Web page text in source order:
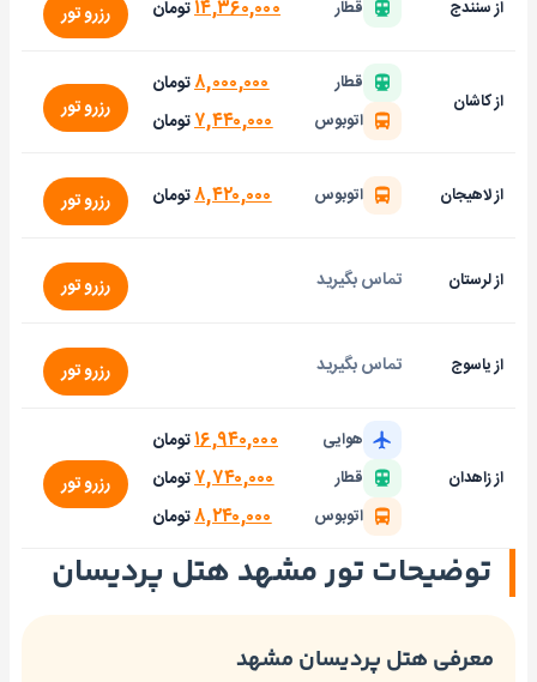
از سنندج قطار ۱۴,۳۶۰,۰۰۰تومان رزرو تور
از کاشان
قطار ۸,۰۰۰,۰۰۰تومان
اتوبوس ۷,۴۴۰,۰۰۰تومان رزرو تور
از لاهیجان اتوبوس ۸,۴۲۰,۰۰۰تومان رزرو تور
از لرستان تماس بگیرید رزرو تور
از یاسوج تماس بگیرید رزرو تور
از زاهدان
هوایی ۱۶,۹۴۰,۰۰۰تومان
قطار ۷,۷۴۰,۰۰۰تومان
اتوبوس ۸,۲۴۰,۰۰۰تومان
رزرو تور
توضیحات تور مشهد هتل پردیسان
معرفی هتل پردیسان مشهد